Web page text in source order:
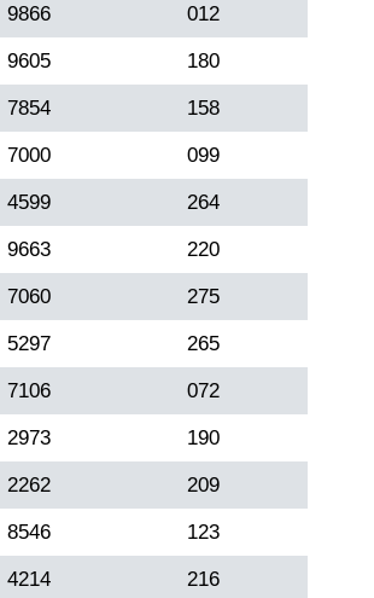
9866 012
9605 180
7854 158
7000 099
4599 264
9663 220
7060 275
5297 265
7106 072
2973 190
2262 209
8546 123
4214 216